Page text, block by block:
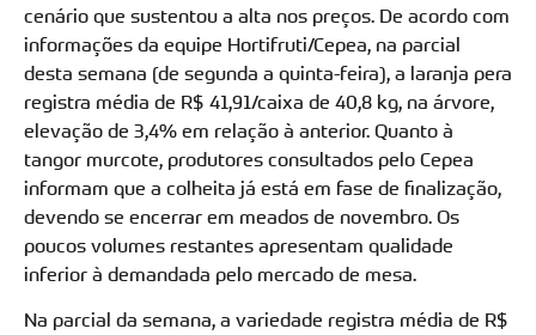
cenário que sustentou a alta nos preços. De acordo com
informações da equipe Hortifruti/Cepea, na parcial
desta semana (de segunda a quinta-feira), a laranja pera
registra média de R$ 41,91/caixa de 40,8 kg, na árvore,
elevação de 3,4% em relação à anterior. Quanto à
tangor murcote, produtores consultados pelo Cepea
informam que a colheita já está em fase de finalização,
devendo se encerrar em meados de novembro. Os
poucos volumes restantes apresentam qualidade
inferior à demandada pelo mercado de mesa.
Na parcial da semana, a variedade registra média de R$